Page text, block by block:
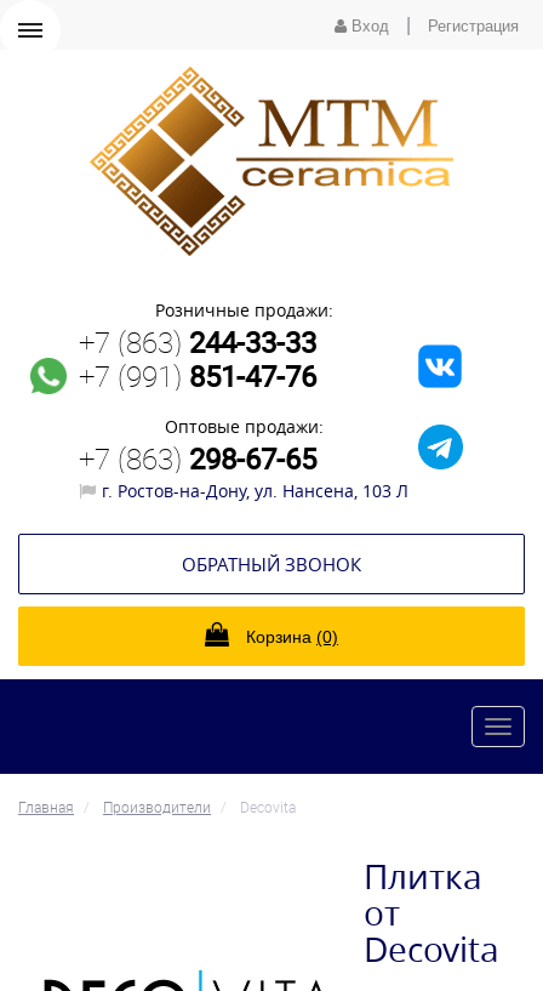
Вход Регистрация
Розничные продажи:
+7 (863) 244-33-33
+7 (991) 851-47-76
Оптовые продажи:
+7 (863) 298-67-65
г. Ростов-на-Дону, ул. Нансена, 103 Л
ОБРАТНЫЙ ЗВОНОК
Корзина (0)
Главная Производители Decovita
Плитка
от
Decovita